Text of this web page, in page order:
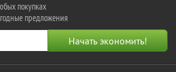
покупках
предложения